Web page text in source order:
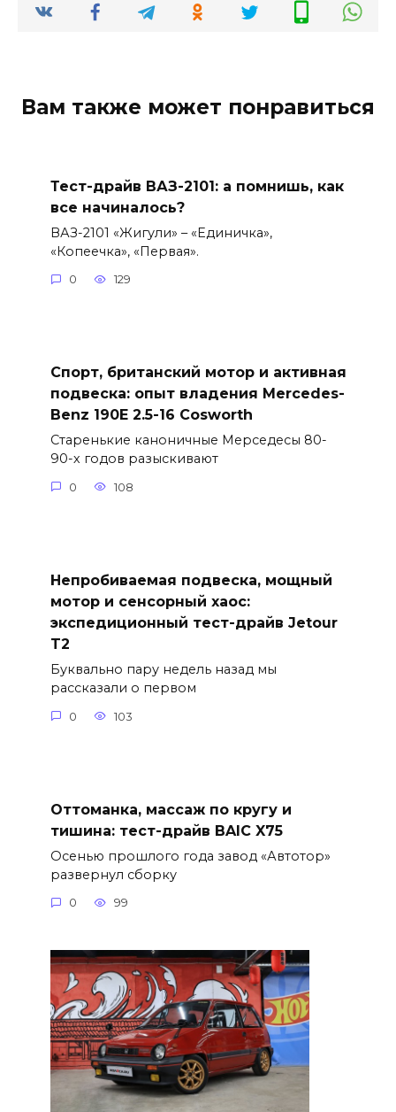
Вам также может понравиться
Тест-драйв ВАЗ-2101: а помнишь, как
все начиналось?
ВАЗ-2101 «Жигули» – «Единичка»,
«Копеечка», «Первая».
0 129
Спорт, британский мотор и активная
подвеска: опыт владения Mercedes-
Benz 190E 2.5-16 Cosworth
Старенькие каноничные Мерседесы 80-
90-х годов разыскивают
0 108
Непробиваемая подвеска, мощный
мотор и сенсорный хаос:
экспедиционный тест-драйв Jetour
T2
Буквально пару недель назад мы
рассказали о первом
0 103
Оттоманка, массаж по кругу и
тишина: тест-драйв BAIC X75
Осенью прошлого года завод «Автотор»
развернул сборку
0 99